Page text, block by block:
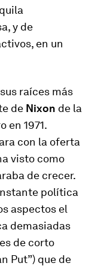
y de
en un
raíces más
de Nixon de la
en 1971.
con la oferta
visto como
de crecer.
política
aspectos el
demasiadas
de corto
Put”) que de